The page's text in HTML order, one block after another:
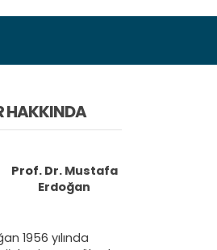
HAKKINDA
Prof. Dr. Mustafa
Erdoğan
1956 yılında